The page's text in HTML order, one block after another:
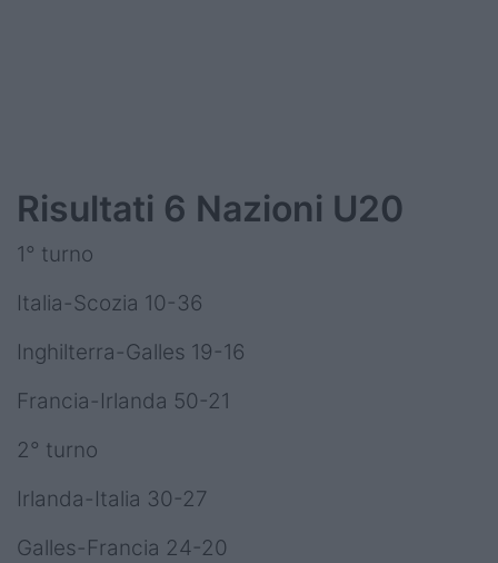
Risultati 6 Nazioni U20
1° turno
Italia-Scozia 10-36
Inghilterra-Galles 19-16
Francia-Irlanda 50-21
2° turno
Irlanda-Italia 30-27
Galles-Francia 24-20